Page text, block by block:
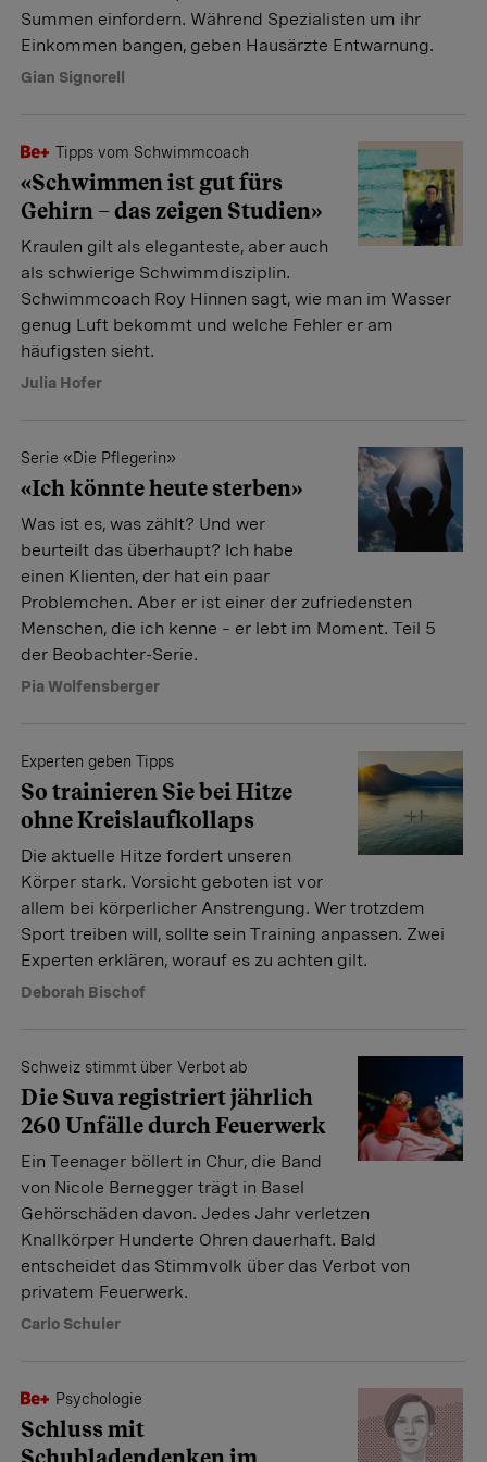
Summen einfordern. Während Spezialisten um ihr
Einkommen bangen, geben Hausärzte Entwarnung.
Gian Signorell
Tipps vom Schwimmcoach
«Schwimmen ist gut fürs
Gehirn – das zeigen Studien»
Kraulen gilt als eleganteste, aber auch
als schwierige Schwimmdisziplin.
Schwimmcoach Roy Hinnen sagt, wie man im Wasser
genug Luft bekommt und welche Fehler er am
häufigsten sieht.
Julia Hofer
Serie «Die Pflegerin»
«Ich könnte heute sterben»
Was ist es, was zählt? Und wer
beurteilt das überhaupt? Ich habe
einen Klienten, der hat ein paar
Problemchen. Aber er ist einer der zufriedensten
Menschen, die ich kenne – er lebt im Moment. Teil 5
der Beobachter-Serie.
Pia Wolfensberger
Experten geben Tipps
So trainieren Sie bei Hitze
ohne Kreislaufkollaps
Die aktuelle Hitze fordert unseren
Körper stark. Vorsicht geboten ist vor
allem bei körperlicher Anstrengung. Wer trotzdem
Sport treiben will, sollte sein Training anpassen. Zwei
Experten erklären, worauf es zu achten gilt.
Deborah Bischof
Schweiz stimmt über Verbot ab
Die Suva registriert jährlich
260 Unfälle durch Feuerwerk
Ein Teenager böllert in Chur, die Band
von Nicole Bernegger trägt in Basel
Gehörschäden davon. Jedes Jahr verletzen
Knallkörper Hunderte Ohren dauerhaft. Bald
entscheidet das Stimmvolk über das Verbot von
privatem Feuerwerk.
Carlo Schuler
Psychologie
Schluss mit